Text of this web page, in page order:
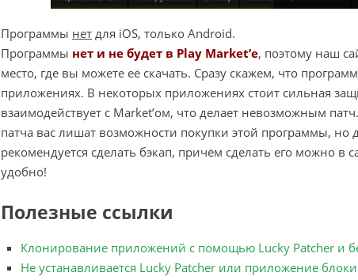
Программы нет для iOS, только Android.
Программы нет и не будет в Play Market’е, поэтому наш
место, где вы можете её скачать. Сразу скажем, что
приложениях. В некоторых приложениях стоит сильная
взаимодействует с Market’ом, что делает невозможным
патча вас лишат возможности покупки этой программы, но
рекомендуется сделать бэкап, причём сделать его можно в
удобно!
Полезные ссылки
Клонирование приложений с помощью Lucky Patcher и
Не устанавливается Lucky Patcher или приложение